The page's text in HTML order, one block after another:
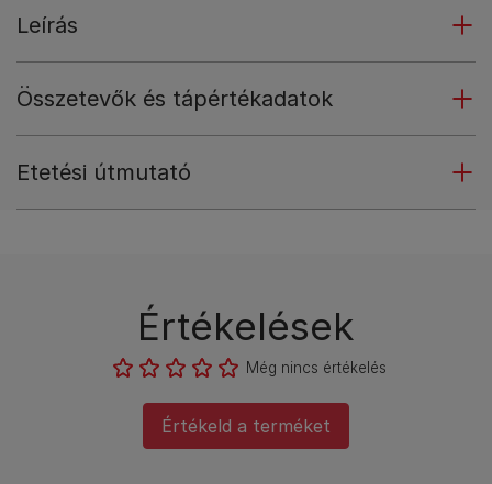
Leírás
Összetevők és tápértékadatok
Etetési útmutató
Értékelések
Még nincs értékelés
Értékeld a terméket